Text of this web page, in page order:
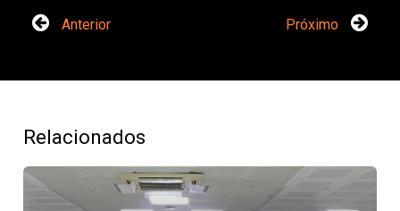
Anterior Próximo
Relacionados